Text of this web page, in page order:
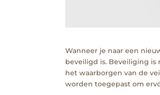
Wanneer je naar een
beveiligd is. Beveiliging
het waarborgen van de
worden toegepast om